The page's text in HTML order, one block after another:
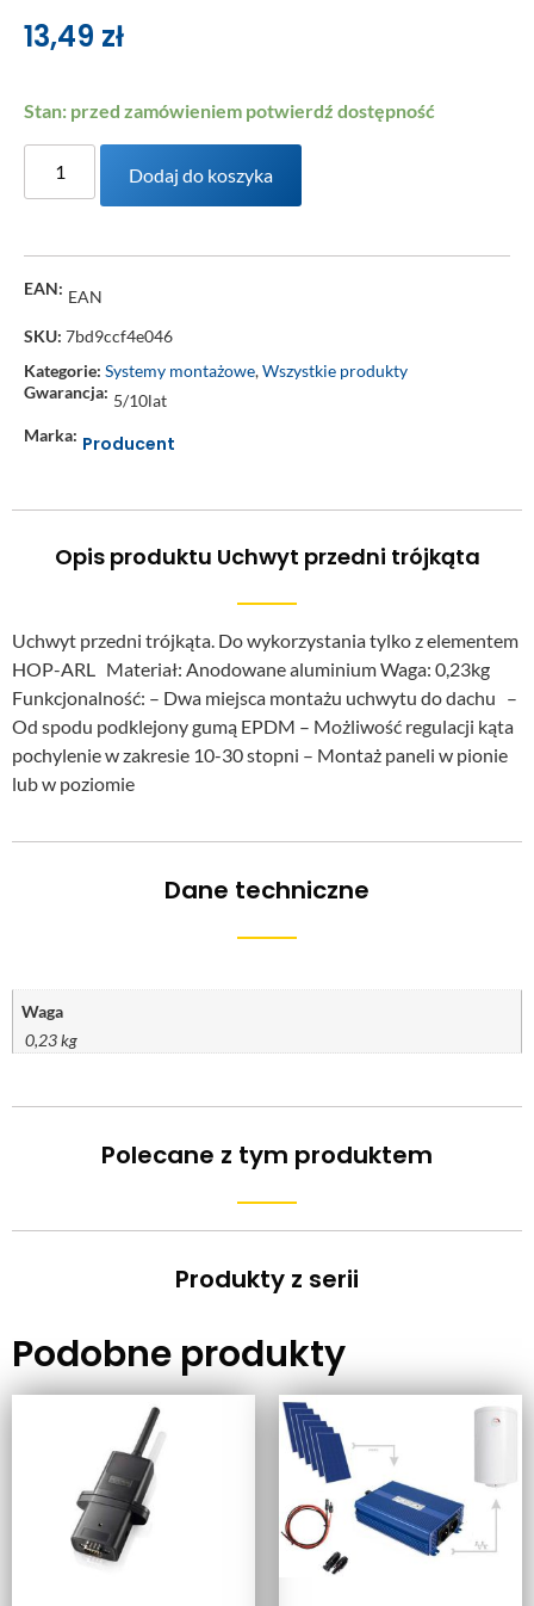
13,49 zł
Stan: przed zamówieniem potwierdź dostępność
Dodaj do koszyka
EAN: EAN
SKU: 7bd9ccf4e046
Kategorie: Systemy montażowe,Wszystkie produkty
Gwarancja: 5/10lat
Marka: Producent
Opis produktu Uchwyt przedni trójkąta
Uchwyt przedni trójkąta. Do wykorzystania tylko z elementem
HOP-ARL Materiał: Anodowane aluminium Waga: 0,23kg
Funkcjonalność: – Dwa miejsca montażu uchwytu do dachu –
Od spodu podklejony gumą EPDM – Możliwość regulacji kąta
pochylenie w zakresie 10-30 stopni – Montaż paneli w pionie
lub w poziomie
Dane techniczne
Waga
0,23 kg
Polecane z tym produktem
Produkty z serii
Podobne produkty